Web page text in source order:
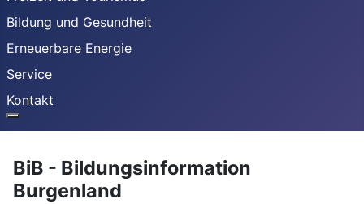
Bildung und Gesundheit
Erneuerbare Energie
Service
Kontakt
BiB - Bildungsinformation
Burgenland